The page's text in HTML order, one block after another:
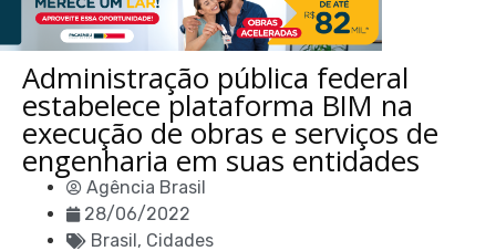
Administração pública federal
estabelece plataforma BIM na
execução de obras e serviços de
engenharia em suas entidades
Agência Brasil
28/06/2022
Brasil, Cidades